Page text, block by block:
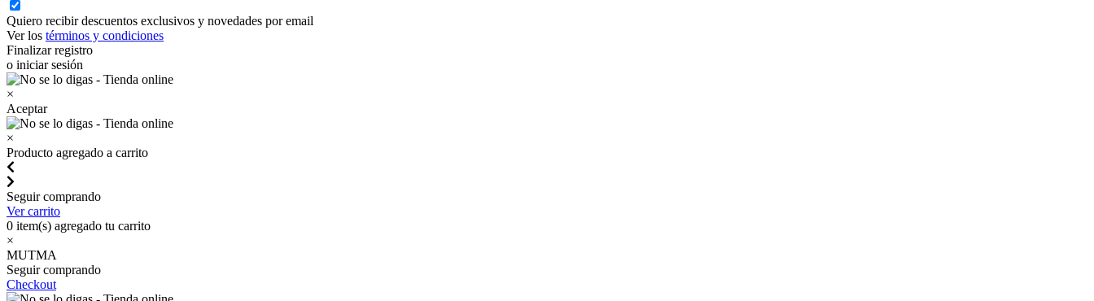
Quiero recibir descuentos exclusivos y novedades por email
Ver los términos y condiciones
Finalizar registro
o iniciar sesión
×
Aceptar
×
Producto agregado a carrito
Seguir comprando
Ver carrito
0 item(s) agregado tu carrito
×
MUTMA
Seguir comprando
Checkout